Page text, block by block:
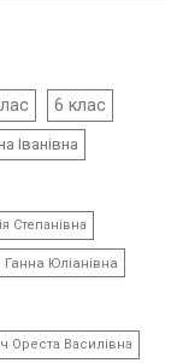
6 клас
Іванівна
Степанівна
Ганна Юліанівна
Ореста Василівна